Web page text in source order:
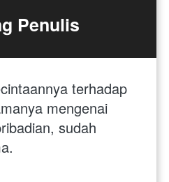
Penulis
terhadap
mengenai
sudah